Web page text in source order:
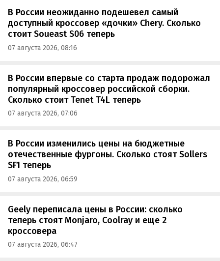
В России неожиданно подешевел самый
доступный кроссовер «дочки» Chery. Сколько
стоит Soueast S06 теперь
07 августа 2026, 08:16
В России впервые со старта продаж подорожал
популярный кроссовер российской сборки.
Сколько стоит Tenet T4L теперь
07 августа 2026, 07:06
В России изменились цены на бюджетные
отечественные фургоны. Сколько стоят Sollers
SF1 теперь
07 августа 2026, 06:59
Geely переписала цены в России: сколько
теперь стоят Monjaro, Coolray и еще 2
кроссовера
07 августа 2026, 06:47